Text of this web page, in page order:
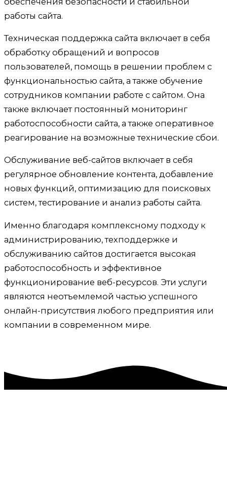
работы сайта.
Техническая поддержка сайта включает в себя
обработку обращений и вопросов
пользователей, помощь в решении проблем с
функциональностью сайта, а также обучение
сотрудников компании работе с сайтом. Она
также включает постоянный мониторинг
работоспособности сайта, а также оперативное
реагирование на возможные технические сбои.
Обслуживание веб-сайтов включает в себя
регулярное обновление контента, добавление
новых функций, оптимизацию для поисковых
систем, тестирование и анализ работы сайта.
Именно благодаря комплексному подходу к
администрированию, техподдержке и
обслуживанию сайтов достигается высокая
работоспособность и эффективное
функционирование веб-ресурсов. Эти услуги
являются неотъемлемой частью успешного
онлайн-присутствия любого предприятия или
компании в современном мире.